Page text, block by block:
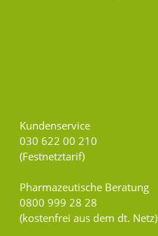
Kundenservice
030 622 00 210
(Festnetztarif)
Pharmazeutische Beratung
0800 999 28 28
(kostenfrei aus dem dt. Netz)